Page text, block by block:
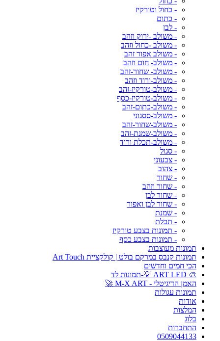
- כחול וטורקיז
- כתום
- לבן
- משולב -ירוק וזהב
- משולב -כחול וזהב
- משולב אפור זהב
- משולב- חום וזהב
- משולב- שחור-זהב
- משולב-ורוד וזהב
- משולב-טורקיז-זהב
- משולב-טורקיז-כסף
- משולב-כתום-זהב
- משולב-ססגוני
- משולב-שחור-זהב
- משולב-שמנת-זהב
- משולב-תכלת ורוד
- סגול
- צבעוני
- צהוב
- שחור
- שחור וזהב
- שחור לבן
- שחור לבן ואפור
- שמנת
- תכלת
- תמונות בצבע טורקיז
- תמונות בצבע כסף
תמונות מעוצבות
תמונות קנבס במרקם בולט | קולקציית Art Touch
הכי חמים וחדשים
🎨 ART LED 💡-תמונות לד
האמן הדיגיטלי - M-X ART 🚀
תמונות עגולות
אודות
המלצות
בלוג
התחברות
0509044133